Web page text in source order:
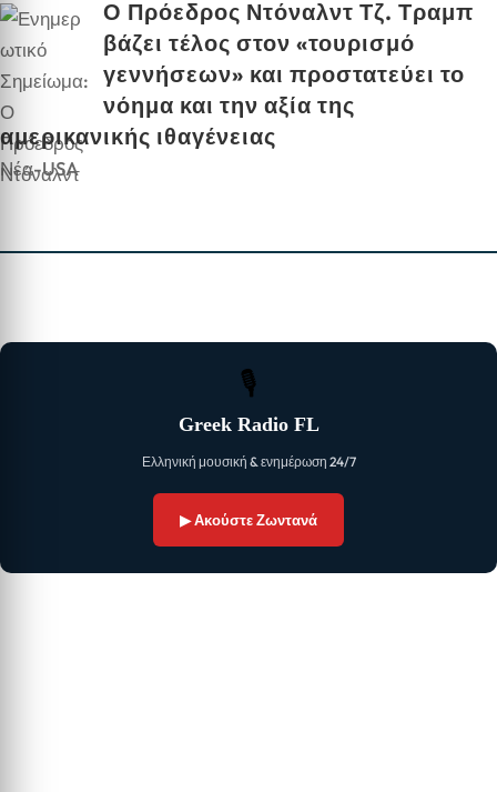
Ο Πρόεδρος Ντόναλντ Τζ. Τραμπ
βάζει τέλος στον «τουρισμό
γεννήσεων» και προστατεύει το
νόημα και την αξία της
αμερικανικής ιθαγένειας
Νέα-USA
🎙
Greek Radio FL
Ελληνική μουσική & ενημέρωση 24/7
▶ Ακούστε Ζωντανά